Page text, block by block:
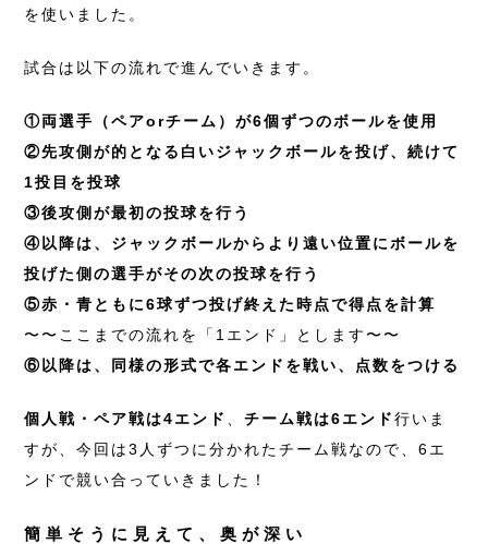
を使いました。
試合は以下の流れで進んでいきます。
①両選手（ペアorチーム）が6個ずつのボールを使用
②先攻側が的となる白いジャックボールを投げ、続けて
1投目を投球
③後攻側が最初の投球を行う
④以降は、ジャックボールからより遠い位置にボールを
投げた側の選手がその次の投球を行う
⑤赤・青ともに6球ずつ投げ終えた時点で得点を計算
〜〜ここまでの流れを「1エンド」とします〜〜
⑥以降は、同様の形式で各エンドを戦い、点数をつける
個人戦・ペア戦は4エンド 、チーム戦は6エンド行いま
すが、今回は3人ずつに分かれたチーム戦なので、6エ
ンドで競い合っていきました！
簡単そうに見えて、奥が深い